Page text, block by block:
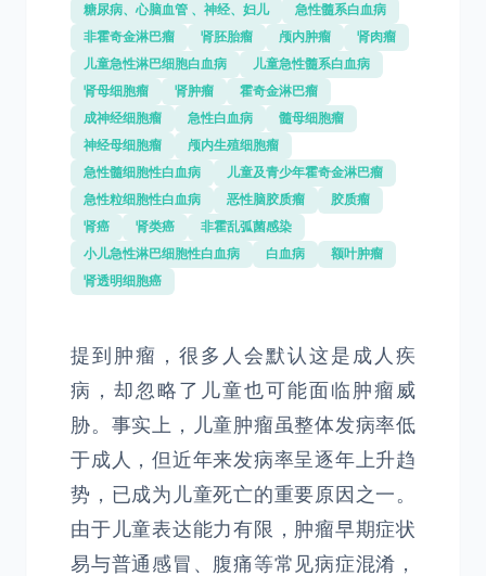
糖尿病、心脑血管 、神经、妇儿
急性髓系白血病
非霍奇金淋巴瘤
肾胚胎瘤 颅内肿瘤
肾肉瘤
儿童急性淋巴细胞白血病
儿童急性髓系白血病
肾母细胞瘤
肾肿瘤
霍奇金淋巴瘤
成神经细胞瘤
急性白血病
髓母细胞瘤
神经母细胞瘤
颅内生殖细胞瘤
急性髓细胞性白血病
儿童及青少年霍奇金淋巴瘤
急性粒细胞性白血病
恶性脑胶质瘤
胶质瘤
肾癌
肾类癌
非霍乱弧菌感染
小儿急性淋巴细胞性白血病
白血病
额叶肿瘤
肾透明细胞癌
提到肿瘤，很多人会默认这是成人疾
病，却忽略了儿童也可能面临肿瘤威
胁。事实上，儿童肿瘤虽整体发病率低
于成人，但近年来发病率呈逐年上升趋
势，已成为儿童死亡的重要原因之一。
由于儿童表达能力有限，肿瘤早期症状
易与普通感冒、腹痛等常见病症混淆，